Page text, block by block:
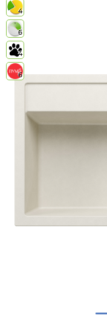
4
6
4
6